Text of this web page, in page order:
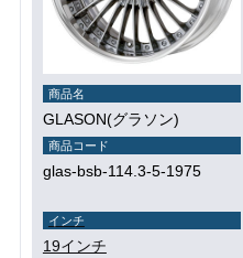
商品名
GLASON(グラソン)
商品コード
glas-bsb-114.3-5-1975
インチ
19インチ